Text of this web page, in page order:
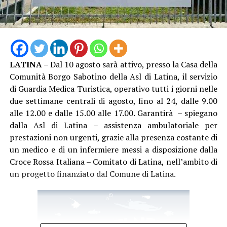
LATINA– Dal 10 agosto sarà attivo, presso la Casa della
Comunità Borgo Sabotino della Asl di Latina, il servizio
di Guardia Medica Turistica, operativo tutti i giorni nelle
due settimane centrali di agosto, fino al 24, dalle 9.00
alle 12.00 e dalle 15.00 alle 17.00. Garantirà – spiegano
dalla Asl di Latina – assistenza ambulatoriale per
prestazioni non urgenti, grazie alla presenza costante di
un medico e di un infermiere messi a disposizione dalla
Croce Rossa Italiana – Comitato di Latina, nell’ambito di
un progetto finanziato dal Comune di Latina.